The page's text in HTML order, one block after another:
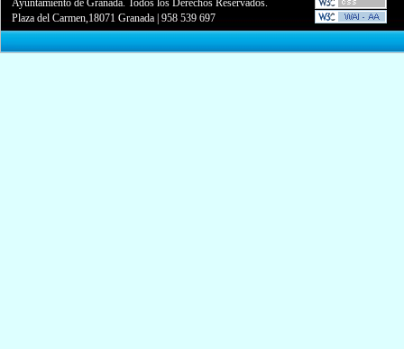
Ayuntamiento de Granada. Todos los Derechos Reservados.
Plaza del Carmen,18071 Granada |958 539 697